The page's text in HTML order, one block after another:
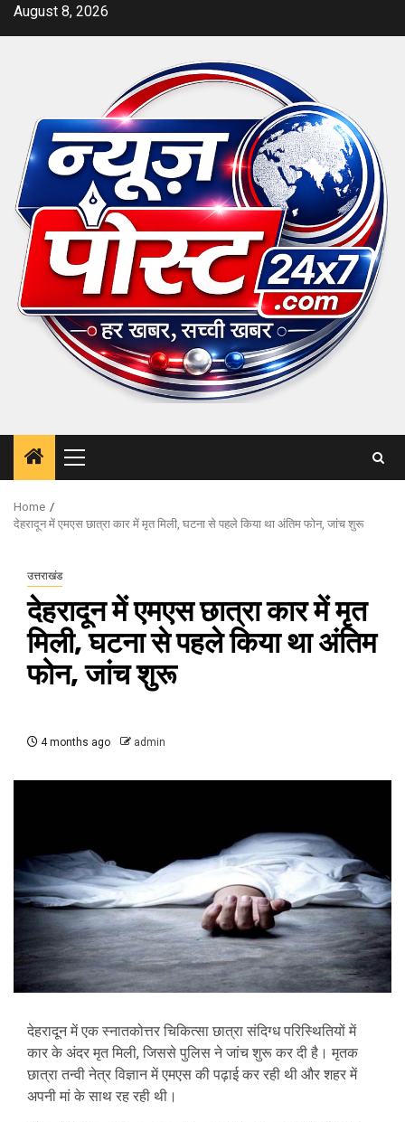
SkipAugust 8, 2026
Primary
Menu
Home
देहरादून में एमएस छात्रा कार में मृत मिली, घटना से पहले किया था अंतिम फोन, जांच शुरू
उत्तराखंड
देहरादून में एमएस छात्रा कार में मृत
मिली, घटना से पहले किया था अंतिम
फोन, जांच शुरू
4 months ago admin
देहरादून में एक स्नातकोत्तर चिकित्सा छात्रा संदिग्ध परिस्थितियों में
कार के अंदर मृत मिली, जिससे पुलिस ने जांच शुरू कर दी है। मृतक
छात्रा तन्वी नेत्र विज्ञान में एमएस की पढ़ाई कर रही थी और शहर में
अपनी मां के साथ रह रही थी।